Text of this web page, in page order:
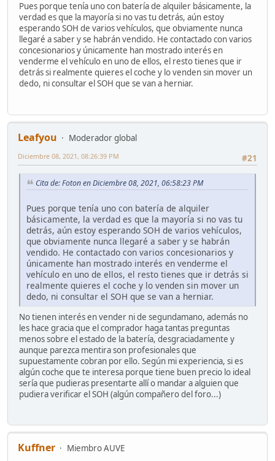
Pues porque tenía uno con batería de alquiler básicamente, la
verdad es que la mayoría si no vas tu detrás, aún estoy
esperando SOH de varios vehículos, que obviamente nunca
llegaré a saber y se habrán vendido. He contactado con varios
concesionarios y únicamente han mostrado interés en
venderme el vehículo en uno de ellos, el resto tienes que ir
detrás si realmente quieres el coche y lo venden sin mover un
dedo, ni consultar el SOH que se van a herniar.
Leafyou
Moderador global
#21
Diciembre 08, 2021, 08:26:39 PM
Cita de: Foton en Diciembre 08, 2021, 06:58:23 PM
Pues porque tenía uno con batería de alquiler
básicamente, la verdad es que la mayoría si no vas tu
detrás, aún estoy esperando SOH de varios vehículos,
que obviamente nunca llegaré a saber y se habrán
vendido. He contactado con varios concesionarios y
únicamente han mostrado interés en venderme el
vehículo en uno de ellos, el resto tienes que ir detrás si
realmente quieres el coche y lo venden sin mover un
dedo, ni consultar el SOH que se van a herniar.
No tienen interés en vender ni de segundamano, además no
les hace gracia que el comprador haga tantas preguntas
menos sobre el estado de la batería, desgraciadamente y
aunque parezca mentira son profesionales que
supuestamente cobran por ello. Según mi experiencia, si es
algún coche que te interesa porque tiene buen precio lo ideal
sería que pudieras presentarte allí o mandar a alguien que
pudiera verificar el SOH (algún compañero del foro...)
Kuffner
Miembro AUVE